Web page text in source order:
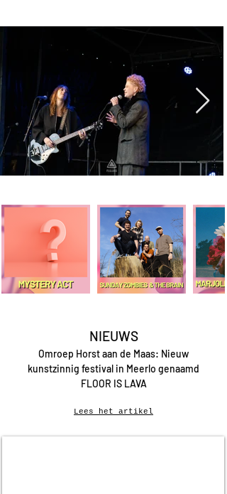
NIEUWS
Omroep Horst aan de Maas: Nieuw
kunstzinnig festival in Meerlo genaamd
FLOOR IS LAVA
Lees het artikel